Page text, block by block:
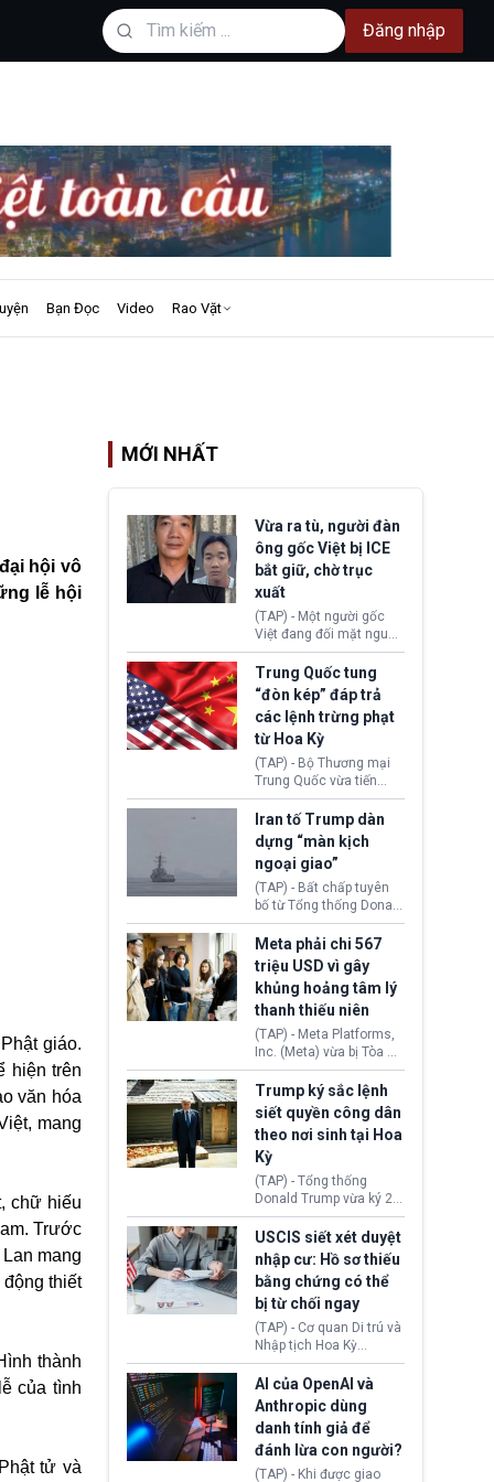
Đăng nhập
Bạn Đọc Video Rao Vặt
hội vô
lễ hội
giáo.
hiện trên
văn hóa
mang
chữ hiếu
Trước
mang
thiết
thành
của tình
tử và
MỚI NHẤT
Vừa ra tù, người đàn
ông gốc Việt bị ICE
bắt giữ, chờ trục
xuất
(TAP) - Một người gốc
Việt đang đối mặt nguy
cơ bị trục xuất khỏi Hoa
Kỳ sau khi đã chấp hành
xong bản án liên quan
đến tội ác từ hơn 30
năm trước tại California.
Trung Quốc tung
“đòn kép” đáp trả
các lệnh trừng phạt
từ Hoa Kỳ
(TAP) - Bộ Thương mại
Trung Quốc vừa tiến
hành áp đặt lệnh trừng
phạt lên hàng loạt thực
thể và siết chặt kiểm
soát xuất khẩu máy bay
không người lái (UAV)
sang Hoa Kỳ. Động thái
này nhằm đáp trả các
biện pháp hạn chế
thương mại, áp thuế mới
cùng lệnh cấm công
nghệ gần đây từ phía
Washington.
Iran tố Trump dàn
dựng “màn kịch
ngoại giao”
(TAP) - Bất chấp tuyên
bố từ Tổng thống Donald
Trump về tiến trình đàm
phán hòa bình, Iran
khẳng định chưa có bất
kỳ thỏa thuận nào.
Tehran cho rằng, Hoa Kỳ
chỉ đang dàn dựng “màn
kịch ngoại giao” để xoa
dịu căng thẳng.
Meta phải chi 567
triệu USD vì gây
khủng hoảng tâm lý
thanh thiếu niên
(TAP) - Meta Platforms,
Inc. (Meta) vừa bị Tòa án
bang New Mexico yêu
cầu đóng góp 567 triệu
USD vào một quỹ khắc
phục hậu quả. Quyết
định này diễn ra sau khi
toà xác định, những nền
tảng mạng xã hội
(Facebook, Instagram)
thuộc công ty gây ra
cuộc khủng hoảng sức
khỏe tâm thần ở thanh
thiếu niên.
Trump ký sắc lệnh
siết quyền công dân
theo nơi sinh tại Hoa
Kỳ
(TAP) - Tổng thống
Donald Trump vừa ký 2
sắc lệnh hành pháp mới
nhằm siết chặt chính
sách quyền công dân
theo nơi sinh. Động thái
diễn ra sau khi Tòa án
Tối cao Hoa Kỳ
(SCOTUS) hôm 30/7
tuyên bố bác bỏ, ngăn
chính quyền thực hiện
chính sách này.
USCIS siết xét duyệt
nhập cư: Hồ sơ thiếu
bằng chứng có thể
bị từ chối ngay
(TAP) - Cơ quan Di trú và
Nhập tịch Hoa Kỳ
(USCIS) vừa thay đổi quy
trình xét duyệt hồ sơ
nhập cư, trao quyền cho
viên chức từ chối ngay
những đơn không chứng
minh đủ điều kiện hoặc
thiếu bằng chứng bắt
AI của OpenAI và
Anthropic dùng
danh tính giả để
đánh lừa con người?
(TAP) - Khi được giao